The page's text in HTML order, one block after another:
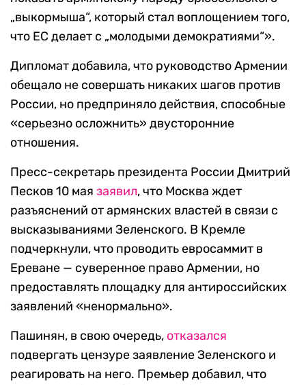
„выкормыша“, который стал воплощением того,
что ЕС делает с „молодыми демократиями“».
Дипломат добавила, что руководство Армении
обещало не совершать никаких шагов против
России, но предприняло действия, способные
«серьезно осложнить» двусторонние
отношения.
Пресс-секретарь президента России Дмитрий
Песков 10 мая заявил, что Москва ждет
разъяснений от армянских властей в связи с
высказываниями Зеленского. В Кремле
подчеркнули, что проводить евросаммит в
Ереване — суверенное право Армении, но
предоставлять площадку для антироссийских
заявлений «ненормально».
Пашинян, в свою очередь, отказался
подвергать цензуре заявление Зеленского и
реагировать на него. Премьер добавил, что